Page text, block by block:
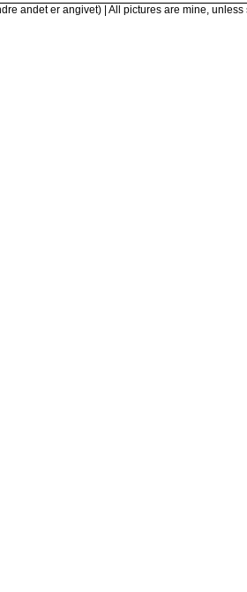
andet er angivet) | All pictures are mine,